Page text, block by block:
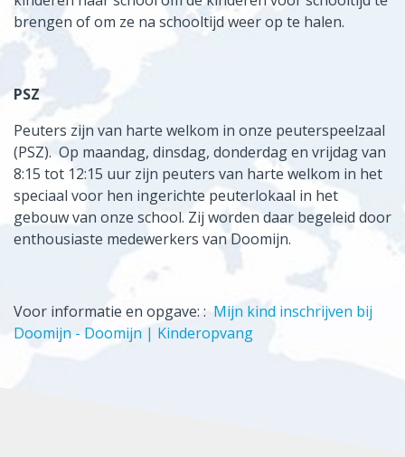
brengen of om ze na schooltijd weer op te halen.
PSZ
Peuters zijn van harte welkom in onze peuterspeelzaal
(PSZ). Op maandag, dinsdag, donderdag en vrijdag van
8:15 tot 12:15 uur zijn peuters van harte welkom in het
speciaal voor hen ingerichte peuterlokaal in het
gebouw van onze school. Zij worden daar begeleid door
enthousiaste medewerkers van Doomijn.
Voor informatie en opgave: : Mijn kind inschrijven bij
Doomijn - Doomijn | Kinderopvang